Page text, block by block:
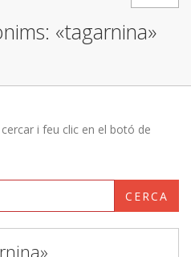
«tagarnina»
i feu clic en el botó de
CERCA